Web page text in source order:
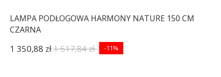
LAMPA PODŁOGOWA HARMONY NATURE 150 CM
CZARNA
1 350,88 zł1 517,84 zł -11%